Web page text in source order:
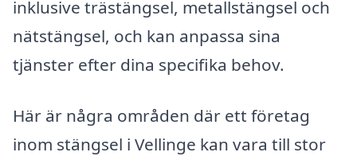
inklusive trästängsel, metallstängsel och
nätstängsel, och kan anpassa sina
tjänster efter dina specifika behov.
Här är några områden där ett företag
inom stängsel i Vellinge kan vara till stor